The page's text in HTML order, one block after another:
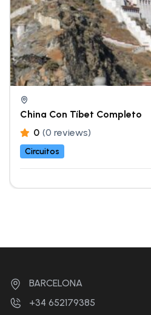
China Con Tíbet Completo
0 (0 reviews)
Circuitos
BARCELONA
+34 652179385